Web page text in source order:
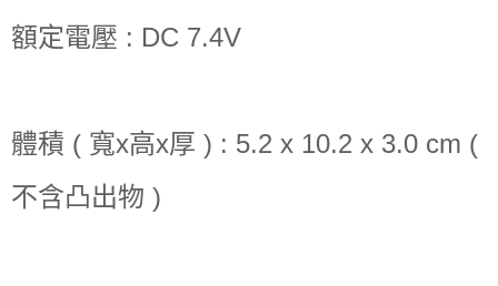
額定電壓 : DC 7.4V
體積 ( 寬x高x厚 ) : 5.2 x 10.2 x 3.0 cm (
不含凸出物 )